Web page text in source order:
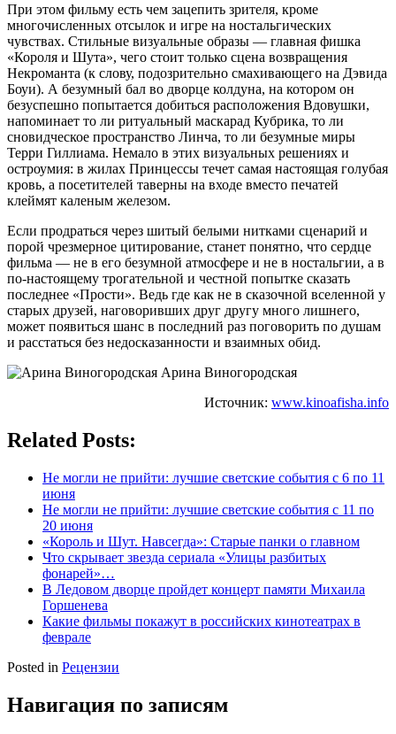
При этом фильму есть чем зацепить зрителя, кроме
многочисленных отсылок и игре на ностальгических
чувствах. Стильные визуальные образы — главная фишка
«Короля и Шута», чего стоит только сцена возвращения
Некроманта (к слову, подозрительно смахивающего на Дэвида
Боуи). А безумный бал во дворце колдуна, на котором он
безуспешно попытается добиться расположения Вдовушки,
напоминает то ли ритуальный маскарад Кубрика, то ли
сновидческое пространство Линча, то ли безумные миры
Терри Гиллиама. Немало в этих визуальных решениях и
остроумия: в жилах Принцессы течет самая настоящая голубая
кровь, а посетителей таверны на входе вместо печатей
клеймят каленым железом.
Если продраться через шитый белыми нитками сценарий и
порой чрезмерное цитирование, станет понятно, что сердце
фильма — не в его безумной атмосфере и не в ностальгии, а в
по-настоящему трогательной и честной попытке сказать
последнее «Прости». Ведь где как не в сказочной вселенной у
старых друзей, наговоривших друг другу много лишнего,
может появиться шанс в последний раз поговорить по душам
и расстаться без недосказанности и взаимных обид.
Арина Виногородская
Источник: www.kinoafisha.info
Related Posts:
Не могли не прийти: лучшие светские события с 6 по 11
июня
Не могли не прийти: лучшие светские события с 11 по
20 июня
«Король и Шут. Навсегда»: Старые панки о главном
Что скрывает звезда сериала «Улицы разбитых
фонарей»…
В Ледовом дворце пройдет концерт памяти Михаила
Горшенева
Какие фильмы покажут в российских кинотеатрах в
феврале
Posted in Рецензии
Навигация по записям